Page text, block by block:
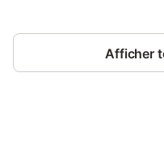
Afficher